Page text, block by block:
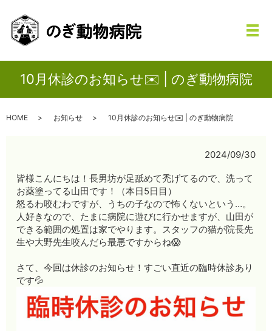
メ
10月休診のお知らせ✉️ | のぎ動物病院
HOME お知らせ 10月休診のお知らせ✉️ | のぎ動物病院
2024/09/30
皆様こんにちは！長男坊が足舐めて禿げてるので、洗って
お薬塗ってる山田です！（本日5日目）
怒るわ咬むわですが、うちの子なので怖くないという…。
人好きなので、たまに病院に遊びに行かせますが、山田が
できる範囲の処置は家でやります。スタッフの猫が院長先
生や大野先生咬んだら最悪ですからね😱
さて、今回は休診のお知らせ！すごい直近の臨時休診あり
です💦